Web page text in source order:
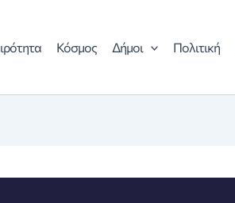
Κόσμος Δήμοι Πολιτική